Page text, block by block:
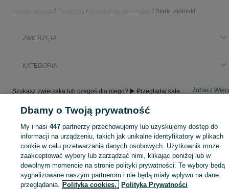
Stare Jabłonki
ZWIERZĘTA
KATEGORIA
Szukasz zwierzaka lub czegoś dla niego? ▶️ Przeglądaj kategorię Zwierzęta na OLX Stare Jabłonki i znajdź to, czego potrzebujesz w atrakcyjnych cenach! Zobacz
Mapa kategorii
Mapa miejscowości
Mapa ministron
Popularne wyszukiwania
Dbamy o Twoją prywatność
My i nasi447 partnerzy przechowujemy lub uzyskujemy dostęp do
informacji na urządzeniu, takich jak unikalne identyfikatory w plikach
cookie w celu przetwarzania danych osobowych. Użytkownik może
zaakceptować wybory lub zarządzać nimi, klikając poniżej lub w
dowolnym momencie na stronie polityki prywatności. Te wybory będą
sygnalizowane naszym partnerom i nie będą miały wpływu na dane
przeglądania. Polityka cookies, Polityka Prywatności